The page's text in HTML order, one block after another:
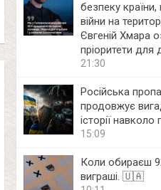
безпеку
війни на
Євгеній Хмара
пріоритети для
21:30
Російська
продовжує
історії навколо
15:09
Коли обираєш
виграші. 🇺🇦